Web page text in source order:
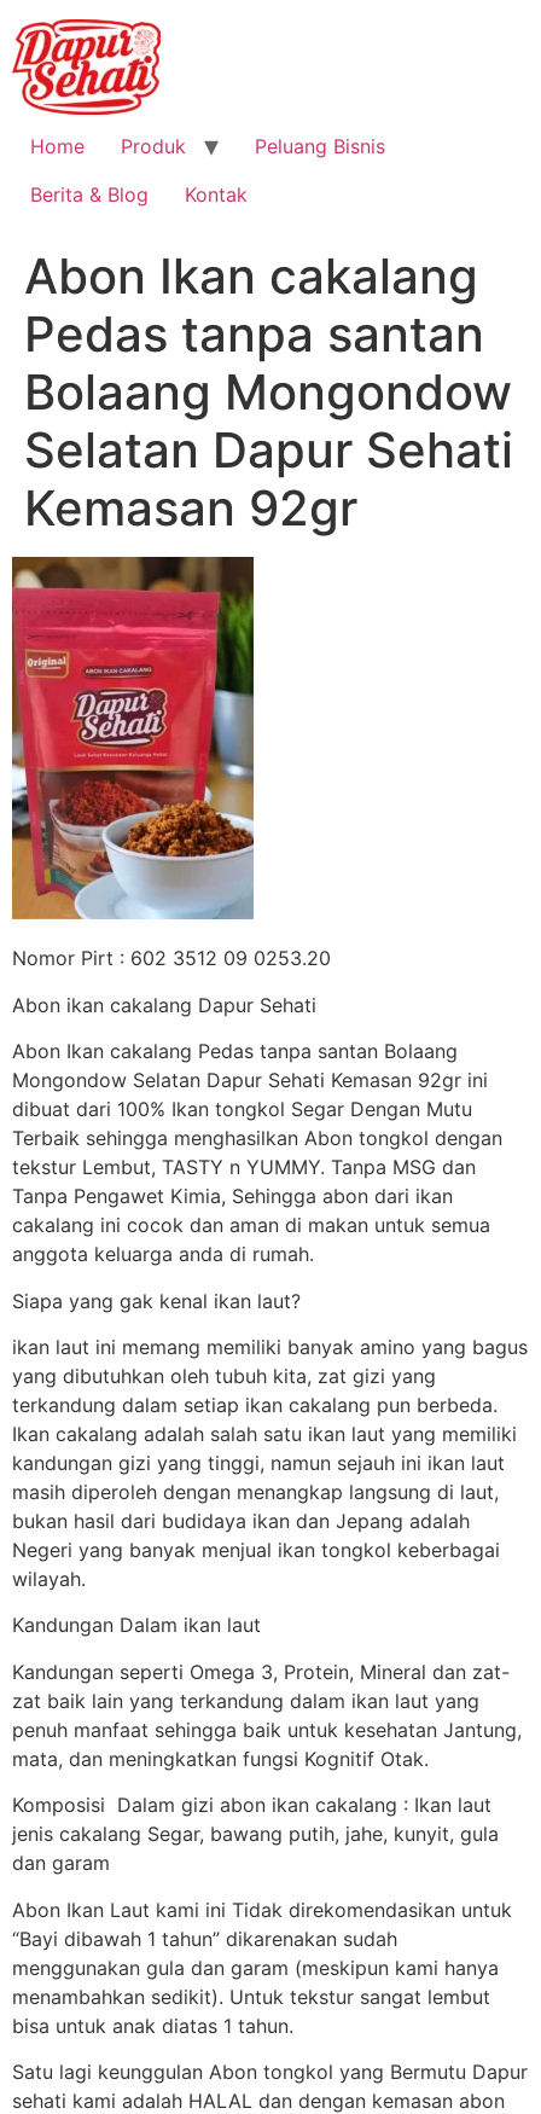
Home Produk
Peluang Bisnis
Berita & Blog
Kontak
Abon Ikan cakalang
Pedas tanpa santan
Bolaang Mongondow
Selatan Dapur Sehati
Kemasan 92gr
Nomor Pirt : 602 3512 09 0253.20
Abon ikan cakalang Dapur Sehati
Abon Ikan cakalang Pedas tanpa santan Bolaang
Mongondow Selatan Dapur Sehati Kemasan 92gr ini
dibuat dari 100% Ikan tongkol Segar Dengan Mutu
Terbaik sehingga menghasilkan Abon tongkol dengan
tekstur Lembut, TASTY n YUMMY. Tanpa MSG dan
Tanpa Pengawet Kimia, Sehingga abon dari ikan
cakalang ini cocok dan aman di makan untuk semua
anggota keluarga anda di rumah.
Siapa yang gak kenal ikan laut?
ikan laut ini memang memiliki banyak amino yang bagus
yang dibutuhkan oleh tubuh kita, zat gizi yang
terkandung dalam setiap ikan cakalang pun berbeda.
Ikan cakalang adalah salah satu ikan laut yang memiliki
kandungan gizi yang tinggi, namun sejauh ini ikan laut
masih diperoleh dengan menangkap langsung di laut,
bukan hasil dari budidaya ikan dan Jepang adalah
Negeri yang banyak menjual ikan tongkol keberbagai
wilayah.
Kandungan Dalam ikan laut
Kandungan seperti Omega 3, Protein, Mineral dan zat-
zat baik lain yang terkandung dalam ikan laut yang
penuh manfaat sehingga baik untuk kesehatan Jantung,
mata, dan meningkatkan fungsi Kognitif Otak.
Komposisi Dalam gizi abon ikan cakalang : Ikan laut
jenis cakalang Segar, bawang putih, jahe, kunyit, gula
dan garam
Abon Ikan Laut kami ini Tidak direkomendasikan untuk
“Bayi dibawah 1 tahun” dikarenakan sudah
menggunakan gula dan garam (meskipun kami hanya
menambahkan sedikit). Untuk tekstur sangat lembut
bisa untuk anak diatas 1 tahun.
Satu lagi keunggulan Abon tongkol yang Bermutu Dapur
sehati kami adalah HALAL dan dengan kemasan abon